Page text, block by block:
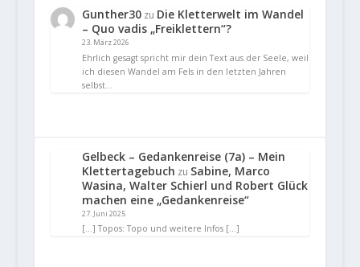
Gunther30zu Die Kletterwelt im Wandel
– Quo vadis „Freiklettern“?
23. März 2026
Ehrlich gesagt spricht mir dein Text aus der Seele, weil
ich diesen Wandel am Fels in den letzten Jahren
selbst…
Gelbeck – Gedankenreise (7a) – Mein
Klettertagebuch zu Sabine, Marco
Wasina, Walter Schierl und Robert Glück
machen eine „Gedankenreise“
27. Juni 2025
[…] Topos: Topo und weitere Infos […]